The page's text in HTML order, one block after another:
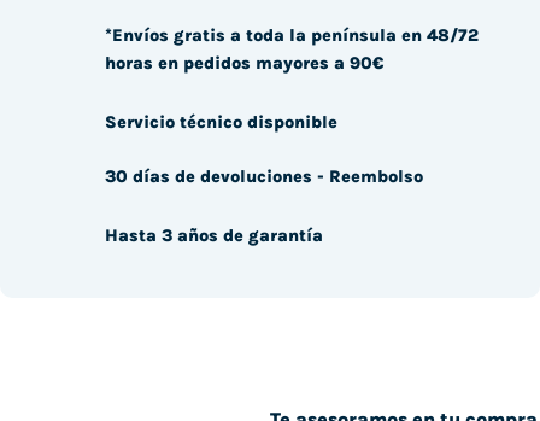
*Envíos gratis a toda la península en 48/72
horas en pedidos mayores a 90€
Servicio técnico disponible
30 días de devoluciones - Reembolso
Hasta 3 años de garantía